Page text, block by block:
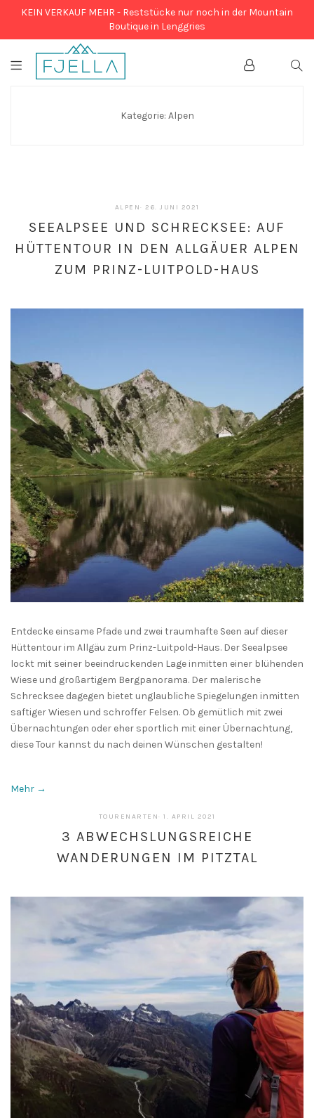
KEIN VERKAUF MEHR - Reststücke nur noch in der Mountain
Boutique in Lenggries
Account
Kategorie: Alpen
ALPEN· 26. JUNI 2021
2021
SEEALPSEE UND SCHRECKSEE: AUF
HÜTTENTOUR IN DEN ALLGÄUER ALPEN
ZUM PRINZ-LUITPOLD-HAUS
Entdecke einsame Pfade und zwei traumhafte Seen auf dieser
Hüttentour im Allgäu zum Prinz-Luitpold-Haus. Der Seealpsee
lockt mit seiner beeindruckenden Lage inmitten einer blühenden
Wiese und großartigem Bergpanorama. Der malerische
Schrecksee dagegen bietet unglaubliche Spiegelungen inmitten
saftiger Wiesen und schroffer Felsen. Ob gemütlich mit zwei
Übernachtungen oder eher sportlich mit einer Übernachtung,
diese Tour kannst du nach deinen Wünschen gestalten!
Mehr →
TOURENARTEN· 1. APRIL 2021
2021
3 ABWECHSLUNGSREICHE
WANDERUNGEN IM PITZTAL